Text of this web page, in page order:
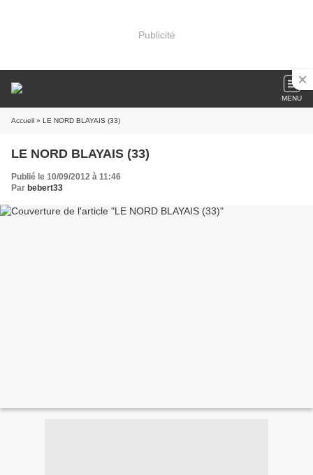
Publicité
MENU
Accueil » LE NORD BLAYAIS (33)
LE NORD BLAYAIS (33)
Publié le 10/09/2012 à 11:46
Par bebert33